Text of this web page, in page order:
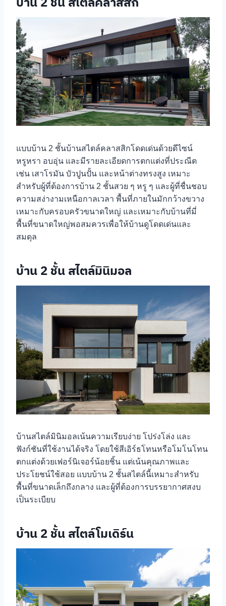
แบบบ้าน 2 ชั้นบ้านสไตล์คลาสสิกโดดเด่นด้วยดีไซน์
หรูหรา อบอุ่น และมีรายละเอียดการตกแต่งที่ประณีต
เช่น เสาโรมัน บัวปูนปั้น และหน้าต่างทรงสูง เหมาะ
สำหรับผู้ที่ต้องการบ้าน 2 ชั้นสวย ๆ หรู ๆ และผู้ที่ชื่นชอบ
ความสง่างามเหนือกาลเวลา พื้นที่ภายในมักกว้างขวาง
เหมาะกับครอบครัวขนาดใหญ่ และเหมาะกับบ้านที่มี่
พื้นที่ขนาดใหญ่พอสมควรเพื่อให้บ้านดูโดดเด่นและ
สมดุล
บ้าน 2 ชั้น สไตล์มินิมอล
บ้านสไตล์มินิมอลเน้นความเรียบง่าย โปร่งโล่ง และ
ฟังก์ชันที่ใช้งานได้จริง โดยใช้สีเอิร์ธโทนหรือโมโนโทน
ตกแต่งด้วยเฟอร์นิเจอร์น้อยชิ้น แต่เน้นคุณภาพและ
ประโยชน์ใช้สอย แบบบ้าน 2 ชั้นสไตล์นี้เหมาะสำหรับ
พื้นที่ขนาดเล็กถึงกลาง และผู้ที่ต้องการบรรยากาศสงบ
เป็นระเบียบ
บ้าน 2 ชั้น สไตล์โมเดิร์น